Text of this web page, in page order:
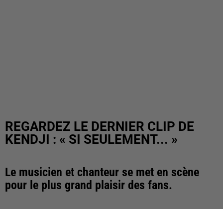
REGARDEZ LE DERNIER CLIP DE
KENDJI : « SI SEULEMENT... »
Le musicien et chanteur se met en scène
pour le plus grand plaisir des fans.